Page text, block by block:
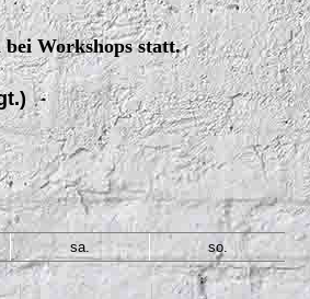
bei Workshops statt.
sa. so.